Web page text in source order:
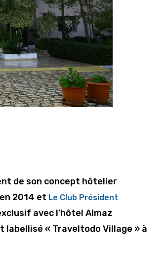
de son concept hôtelier
en 2014 et Le Club Président
avec l’hôtel Almaz
« Traveltodo Village » à